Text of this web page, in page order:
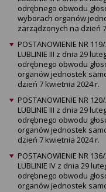
odrębnego obwodu
wyborach organów
zarządzonych na dzień
POSTANOWIENIE NR
LUBLINIE III z dnia 29
odrębnego obwodu
organów jednostek
dzień 7 kwietnia 2024 r.
POSTANOWIENIE NR
LUBLINIE III z dnia 29
odrębnego obwodu
organów jednostek
dzień 7 kwietnia 2024 r.
POSTANOWIENIE NR
LUBLINIE IV z dnia 29
odrębnego obwodu
organów jednostek